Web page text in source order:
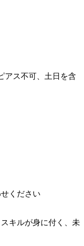
アス不可、土日を含
ください
キルが身に付く、未